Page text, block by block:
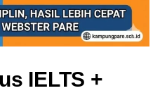
IELTS +